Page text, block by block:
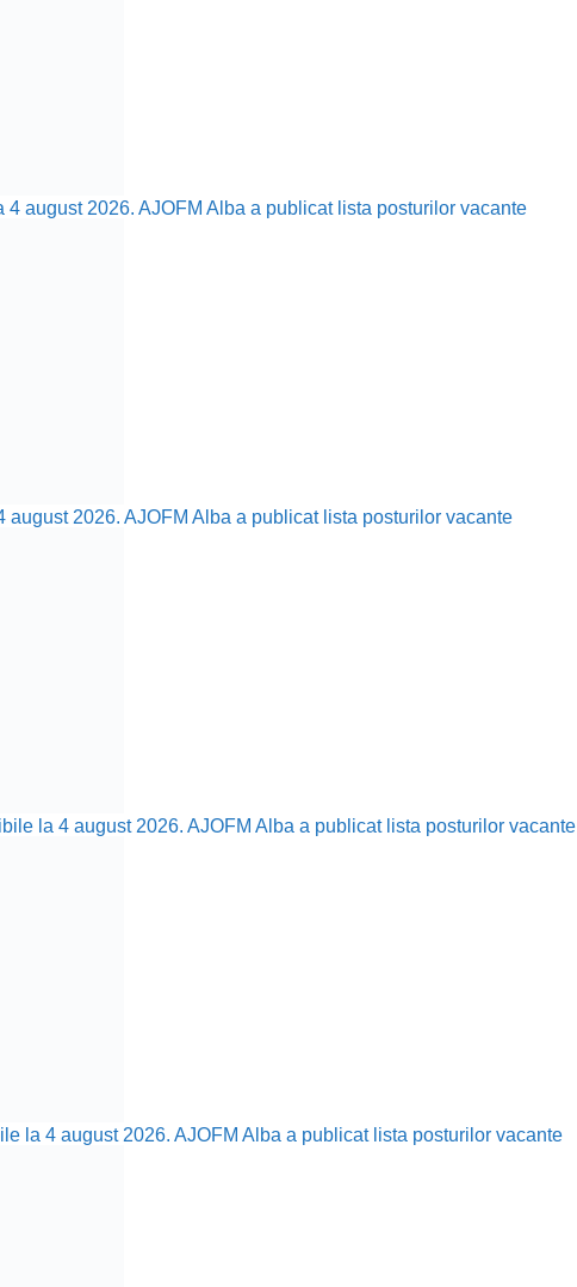
august 2026. AJOFM Alba a publicat lista posturilor vacante
2026. AJOFM Alba a publicat lista posturilor vacante
la 4 august 2026. AJOFM Alba a publicat lista posturilor vacante
la 4 august 2026. AJOFM Alba a publicat lista posturilor vacante